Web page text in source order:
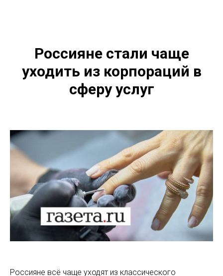
Россияне стали чаще
уходить из корпораций в
сферу услуг
Россияне всё чаще уходят из классического